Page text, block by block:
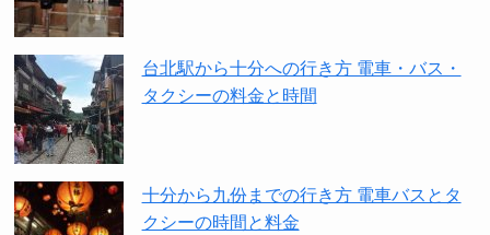
台北駅から十分への行き方 電車・バス・
タクシーの料金と時間
十分から九份までの行き方 電車バスとタ
クシーの時間と料金